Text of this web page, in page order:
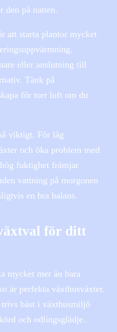
den på natten.
att starta plantor mycket
eller anslutning till
Tänk på
för torr luft om du
viktigt. För låg
och öka problem med
fuktighet främjar
vattning på morgonen
en bra balans.
för ditt
mycket mer än bara
är perfekta växthusväxter.
bäst i växthusmiljö
och odlingsglädje.